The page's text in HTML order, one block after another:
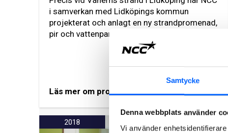
Samtycke
Denna webbplats använder
Vi använder
i samverkan med Lidköpings kommun
projekterat och anlagt en ny strandpromenad,
pir och vattenpark.
Läs mer om projektet
2018